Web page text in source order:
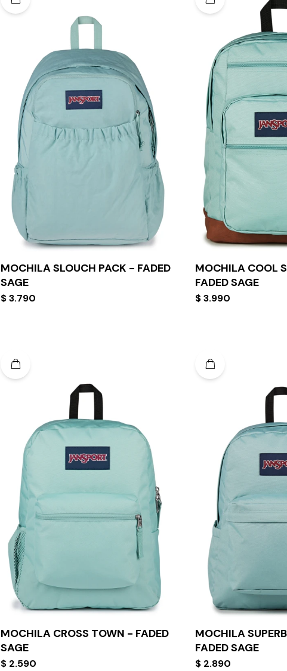
MOCHILA SLOUCH PACK - FADED
SAGE
$3.790
MOCHILA COOL
FADED SAGE
$3.990
MOCHILA CROSS TOWN - FADED
SAGE
$ 2.590
MOCHILA
FADED SAGE
$ 2.890